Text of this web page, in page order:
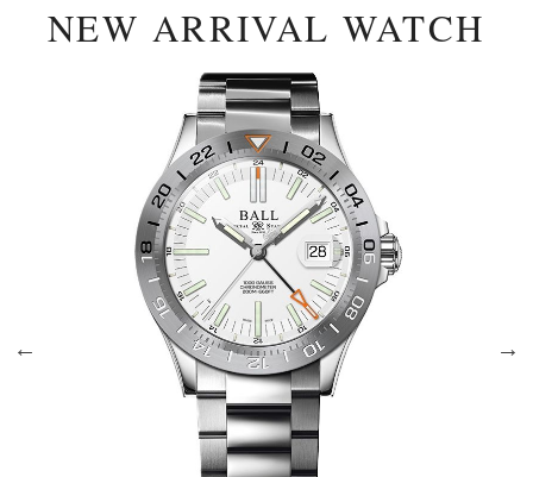
NEW ARRIVAL WATCH